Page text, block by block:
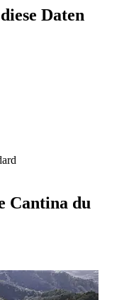
Daten
Cantina du